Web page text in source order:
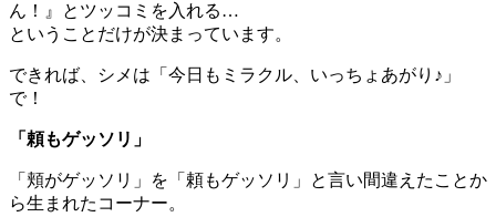
ん！』とツッコミを入れる…
ということだけが決まっています。
できれば、シメは「今日もミラクル、いっちょあがり♪」
で！
「頼もゲッソリ」
「頬がゲッソリ」を「頼もゲッソリ」と言い間違えたことか
ら生まれたコーナー。